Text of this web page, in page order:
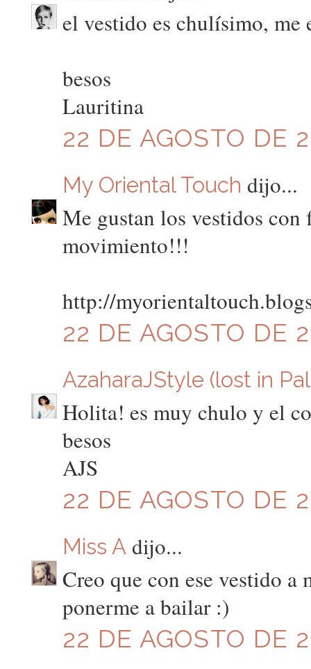
el vestido es chulísimo, me
besos
Lauritina
22 DE AGOSTO DE
My Oriental Touch dijo...
Me gustan los vestidos con
movimiento!!!
http://
22 DE AGOSTO DE
AzaharaJStyle (lost in
Holita! es muy chulo y el
besos
AJS
22 DE AGOSTO DE
Miss Adijo...
Creo que con ese vestido a
ponerme a bailar :)
22 DE AGOSTO DE